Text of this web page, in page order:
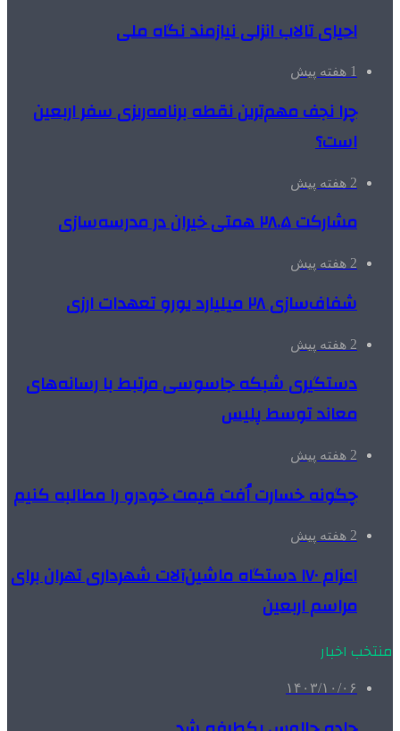
احیای تالاب انزلی نیازمند نگاه ملی
1 هفته پیش
چرا نجف مهم‌ترین نقطه برنامه‌ریزی سفر اربعین
است؟
2 هفته پیش
مشارکت ۲۸.۵ همتی خیران در مدرسه‌سازی
2 هفته پیش
شفاف‌سازی ۲۸ میلیارد یورو تعهدات ارزی
2 هفته پیش
دستگیری شبکه جاسوسی مرتبط با رسانه‌های
معاند توسط پلیس
2 هفته پیش
چگونه خسارت اُفت قیمت خودرو را مطالبه کنیم
2 هفته پیش
اعزام ۱۷۰ دستگاه ماشین‌آلات شهرداری تهران برای
مراسم اربعین
منتخب اخبار
۱۴۰۳/۱۰/۰۶